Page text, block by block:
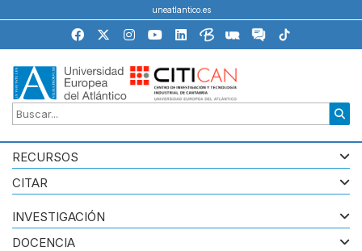
uneatlantico.es
RECURSOS
CITAR
INVESTIGACIÓN
DOCENCIA